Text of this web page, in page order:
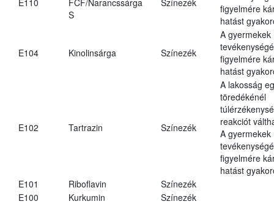
S
figyelmére
hatást
E104 Kinolinsárga Színezék
A gyermekek
figyelmére
hatást
E102 Tartrazin Színezék
A lakosság
töredékénél
reakciót
A gyermekek
figyelmére
hatást
E101
Riboflavin
Színezék
E100
Kurkumin Színezék